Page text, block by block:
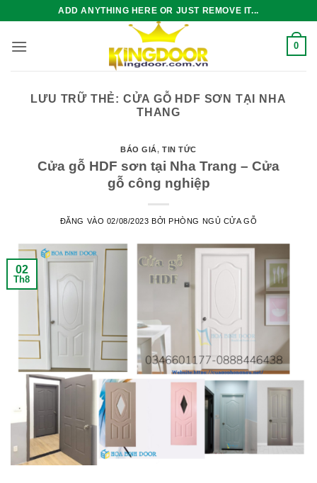
nội
ADD ANYTHING HERE OR JUST REMOVE IT...
0
LƯU TRỮ THẺ: CỬA GỖ HDF SƠN TẠI NHA
THANG
BÁO GIÁ,TIN TỨC
Cửa gỗ HDF sơn tại Nha Trang – Cửa
gỗ công nghiệp
ĐĂNG VÀO 02/08/2023 BỞIPHÒNG NGỦ CỬA GỖ
02
Th8